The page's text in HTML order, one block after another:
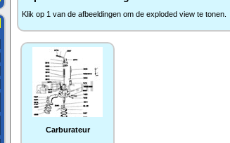
Klik op 1 van de afbeeldingen om de exploded view te tonen.
Carburateur